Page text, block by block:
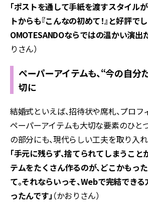
「ポストを通して手紙を渡すスタイル
トからも『こんなの初めて！』と好評で
OMOTESANDOならではの温かい演出
りさん）
ペーパーアイテムも、“今の自分
切に
結婚式といえば、招待状や席札、プロ
ペーパーアイテムも大切な要素のひと
の部分にも、現代らしい工夫を取り入
「手元に残らず、捨てられてしまうこ
テムをたくさん作るのが、どこかもっ
て。それならいっそ、Webで完結でき
ったんです」 （かおりさん）